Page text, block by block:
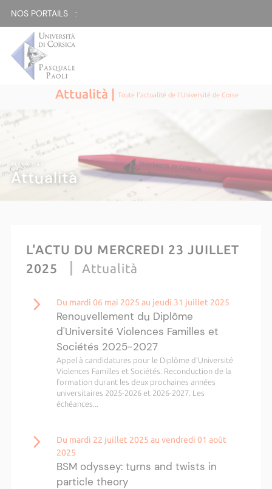
NOS PORTAILS :
Attualità |Toute l'actualité de l'Université de Corse
ATTUALITÀ |
Attualità
L'ACTU DU MERCREDI 23 JUILLET
2025
Attualità
Du mardi 06 mai 2025 au jeudi 31 juillet 2025
Renouvellement du Diplôme
d'Université Violences Familles et
Sociétés 2025-2027
Appel à candidatures pour le Diplôme d'Université
Violences Familles et Sociétés. Reconduction de la
formation durant les deux prochaines années
universitaires 2025-2026 et 2026-2027. Les
échéances...
Du mardi 22 juillet 2025 au vendredi 01 août
2025
BSM odyssey: turns and twists in
particle theory